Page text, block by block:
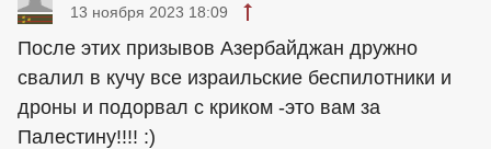
13 ноября 2023 18:09
После этих призывов Азербайджан дружно
свалил в кучу все израильские беспилотники и
дроны и подорвал с криком -это вам за
Палестину!!!! :)